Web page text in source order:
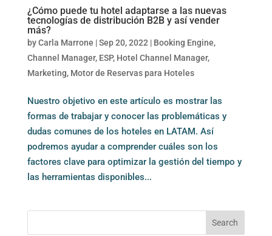
¿Cómo puede tu hotel adaptarse a las nuevas
tecnologías de distribución B2B y así vender
más?
byCarla Marrone |Sep 20, 2022| Booking Engine,
Channel Manager, ESP, Hotel Channel Manager,
Marketing, Motor de Reservas para Hoteles
Nuestro objetivo en este artículo es mostrar las
formas de trabajar y conocer las problemáticas y
dudas comunes de los hoteles en LATAM. Así
podremos ayudar a comprender cuáles son los
factores clave para optimizar la gestión del tiempo y
las herramientas disponibles...
Search